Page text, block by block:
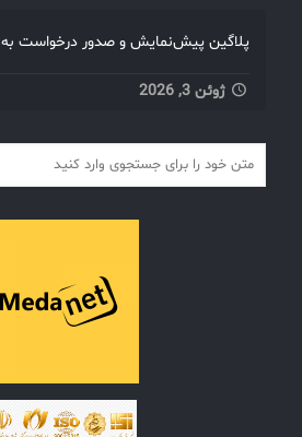
پلاگین پیش‌نمایش و صدور درخواست به PDF
ژوئن 3, 2026